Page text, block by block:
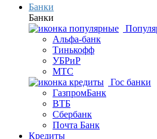
Банки
Банки
Альфа-банк
Тинькофф
УБРиР
МТС
Гос банки
ГазпромБанк
ВТБ
Сбербанк
Почта Банк
Кредиты